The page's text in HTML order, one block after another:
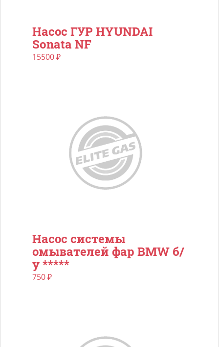
Насос ГУР HYUNDAI
Sonata NF
15500₽
Насос системы
омывателей фар BMW б/
у *****
750₽